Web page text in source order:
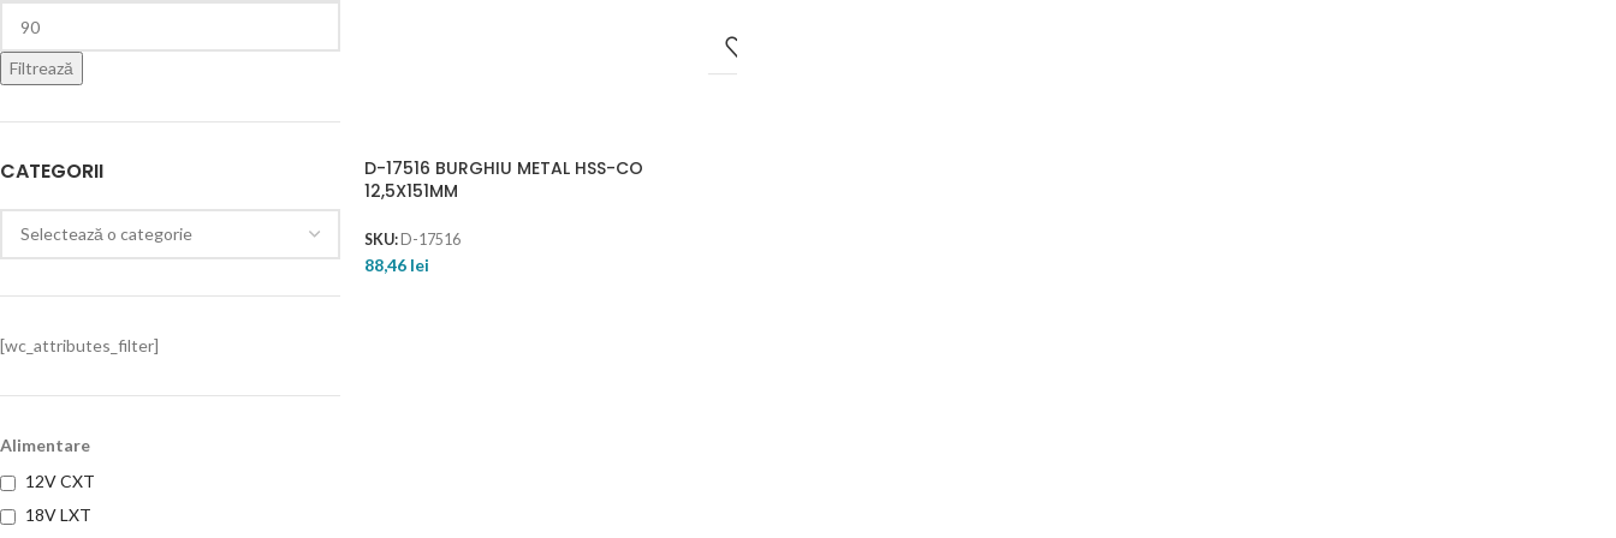
Filtrează
CATEGORII
[wc_attributes_filter]
Alimentare
12V CXT
18V LXT
D-17516 BURGHIU METAL HSS-CO
12,5X151MM
SKU: D-17516
88,46 lei